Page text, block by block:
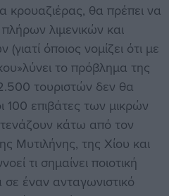
κρουαζιέρας, θα πρέπει να
λιμενικών και
όποιος νομίζει ότι με
το πρόβλημα της
τουριστών δεν θα
100 επιβάτες των μικρών
κάτω από τον
Μυτιλήνης, της Χίου και
τι σημαίνει ποιοτική
έναν ανταγωνιστικό